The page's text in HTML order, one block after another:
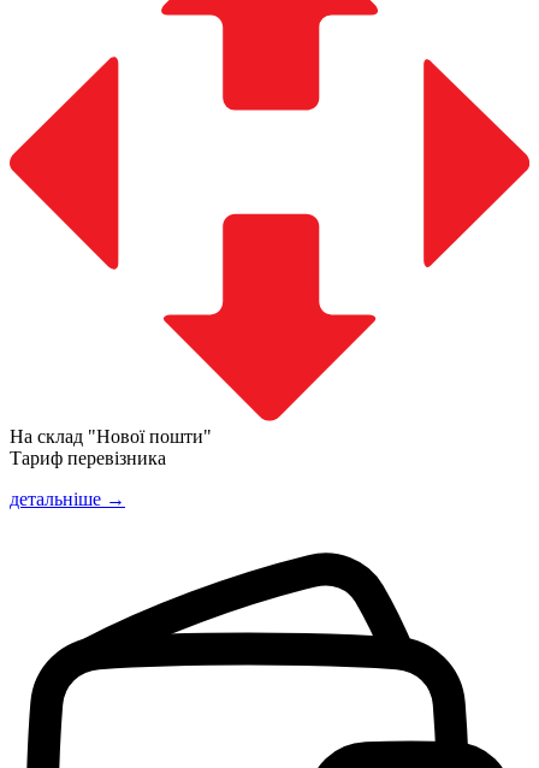
На склад "Нової пошти"
Тариф перевізника
детальніше →